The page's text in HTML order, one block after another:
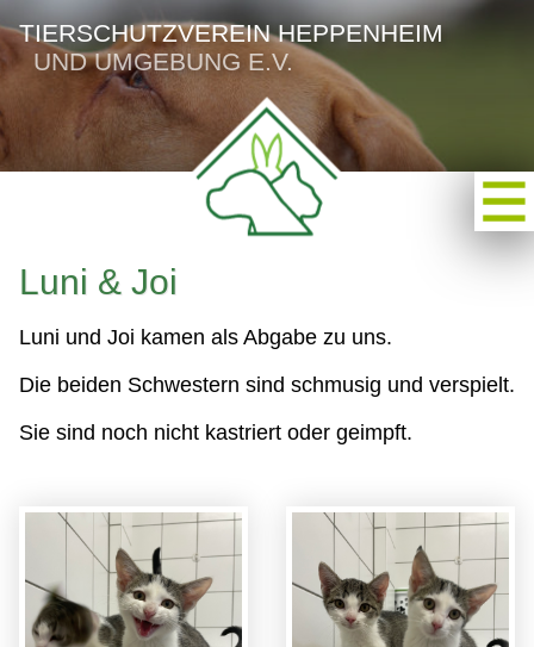
TIERSCHUTZVEREIN HEPPENHEIM
UND UMGEBUNG E.V.
Luni & Joi
Luni und Joi kamen als Abgabe zu uns.
Die beiden Schwestern sind schmusig und verspielt.
Sie sind noch nicht kastriert oder geimpft.